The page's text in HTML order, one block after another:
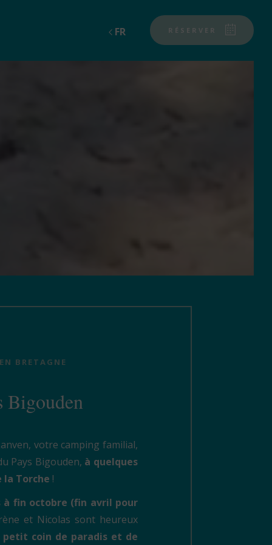
RÉSERVER
FR
BRETAGNE
Bigouden
votre camping familial,
Pays Bigouden, à quelques
Torche !
à fin octobre (fin avril pour
et Nicolas sont heureux
coin de paradis et de